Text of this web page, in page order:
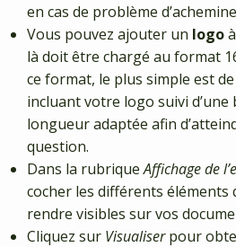
en cas de problème
Vous pouvez ajouter un logo
là doit être chargé au format
ce format, le plus simple est
incluant votre logo suivi d’une
longueur adaptée afin
question.
Dans la rubriqueAffichage de
cocher les différents éléments
rendre visibles sur vos
Cliquez sur Visualiserpour